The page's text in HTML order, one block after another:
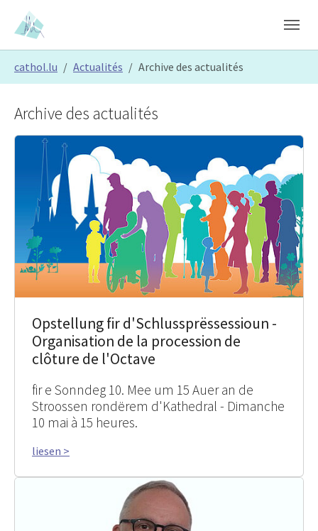
Skip to main content
Skip to page footer
cathol.lu Actualités Archive des actualités
Archive des actualités
Opstellung fir d'Schlussprëssessioun -
Organisation de la procession de
clôture de l'Octave
fir e Sonndeg 10. Mee um 15 Auer an de
Stroossen rondërem d'Kathedral - Dimanche
10 mai à 15 heures.
liesen >